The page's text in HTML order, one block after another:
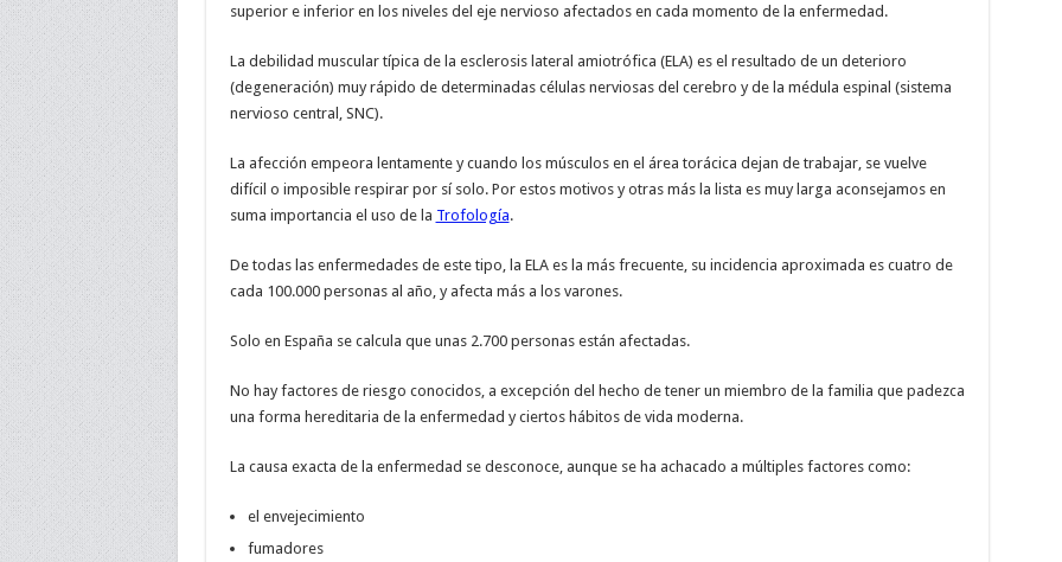
superior e inferior en los niveles del eje nervioso afectados en cada momento de la enfermedad.
La debilidad muscular típica de la esclerosis lateral amiotrófica (ELA) es el resultado de un deterioro
(degeneración) muy rápido de determinadas células nerviosas del cerebro y de la médula espinal (sistema
nervioso central, SNC).
La afección empeora lentamente y cuando los músculos en el área torácica dejan de trabajar, se vuelve
difícil o imposible respirar por sí solo. Por estos motivos y otras más la lista es muy larga aconsejamos en
suma importancia el uso de la Trofología.
De todas las enfermedades de este tipo, la ELA es la más frecuente, su incidencia aproximada es cuatro de
cada 100.000 personas al año, y afecta más a los varones.
Solo en España se calcula que unas 2.700 personas están afectadas.
No hay factores de riesgo conocidos, a excepción del hecho de tener un miembro de la familia que padezca
una forma hereditaria de la enfermedad y ciertos hábitos de vida moderna.
La causa exacta de la enfermedad se desconoce, aunque se ha achacado a múltiples factores como:
el envejecimiento
fumadores